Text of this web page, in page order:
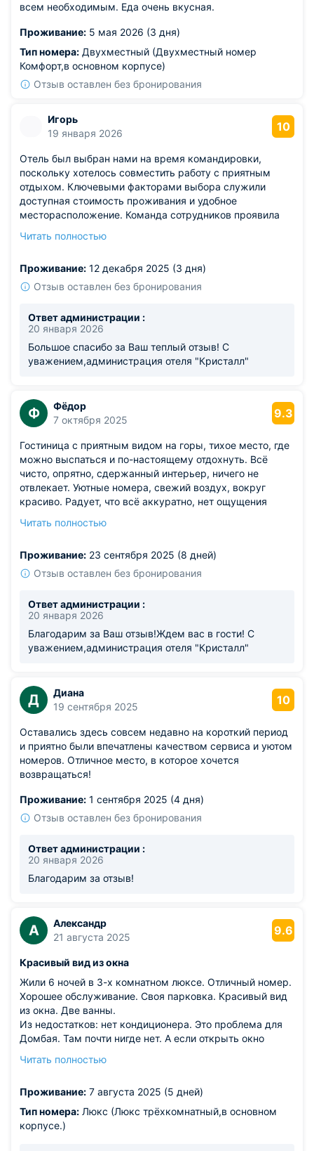
всем необходимым. Еда очень вкусная.
Проживание: 5 мая 2026 (3 дня)
Тип номера: Двухместный (Двухместный номер
Комфорт,в основном корпусе)
Отзыв оставлен без бронирования
Игорь
19 января 2026
10
Отель был выбран нами на время командировки,
поскольку хотелось совместить работу с приятным
отдыхом. Ключевыми факторами выбора служили
доступная стоимость проживания и удобное
месторасположение. Команда сотрудников проявила
решала возникающие вопросы. Все дни пребывания
не возникло, выражаем признательность за комфорт и
душевную обстановку.
Читать полностью
Проживание: 12 декабря 2025 (3 дня)
Отзыв оставлен без бронирования
Ответ администрации :
20 января 2026
Большое спасибо за Ваш теплый отзыв! С
уважением,администрация отеля "Кристалл"
Ф
Фёдор
7 октября 2025
9.3
Гостиница с приятным видом на горы, тихое место, где
можно выспаться и по-настоящему отдохнуть. Всё
чисто, опрятно, сдержанный интерьер, ничего не
отвлекает. Уютные номера, свежий воздух, вокруг
красиво. Радует, что всё аккуратно, нет ощущения
как темнеет над вершинами. Место вызывает чувство
своих местах.
Из недостатков: в холле прохладно утром.
Читать полностью
Проживание: 23 сентября 2025 (8 дней)
Отзыв оставлен без бронирования
Ответ администрации :
20 января 2026
Благодарим за Ваш отзыв!Ждем вас в гости! С
уважением,администрация отеля "Кристалл"
Д
Диана
19 сентября 2025
10
Оставались здесь совсем недавно на короткий период
и приятно были впечатлены качеством сервиса и уютом
номеров. Отличное место, в которое хочется
возвращаться!
Проживание: 1 сентября 2025 (4 дня)
Отзыв оставлен без бронирования
Ответ администрации :
20 января 2026
Благодарим за отзыв!
А
Александр
21 августа 2025
9.6
Красивый вид из окна
Жили 6 ночей в 3-х комнатном люксе. Отличный номер.
Хорошее обслуживание. Своя парковка. Красивый вид
из окна. Две ванны.
Из недостатков: нет кондиционера. Это проблема для
Домбая. Там почти нигде нет. А если открыть окно
особенно, после дождя. Это уже не шум, это грохот. По
"Кристалл" стала хуже. В прошлом году с
удовольствием там ужинали, а в этом году, после
первого посещения, ходили к Зули.
Читать полностью
Проживание: 7 августа 2025 (5 дней)
Тип номера: Люкс (Люкс трёхкомнатный,в основном
корпусе.)